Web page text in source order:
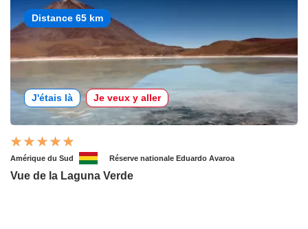
Distance 65 km
J'étais là Je veux y aller
Amérique du Sud Réserve nationale Eduardo Avaroa
Vue de la Laguna Verde